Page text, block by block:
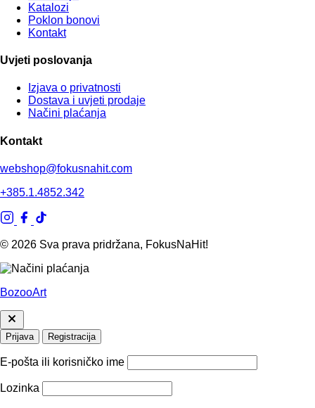
Katalozi
Poklon bonovi
Kontakt
Uvjeti poslovanja
Izjava o privatnosti
Dostava i uvjeti prodaje
Načini plaćanja
Kontakt
webshop@fokusnahit.com
+385.1.4852.342
© 2026 Sva prava pridržana, FokusNaHit!
BozooArt
Prijava Registracija
E-pošta ili korisničko ime
Lozinka